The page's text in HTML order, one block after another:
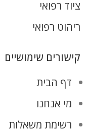
ציוד רפואי
ריהוט רפואי
קישורים שימושיים
דף הבית
מי אנחנו
רשימת משאלות